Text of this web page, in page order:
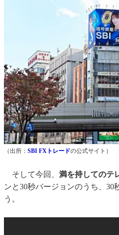
（出所： SBI FXトレードの公式サイト）
そして今回、 満を持してのテ
ンと30秒バージョンのうち、30
う。